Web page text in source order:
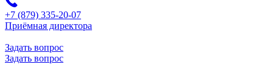
+7 (879) 335-20-07
Приёмная директора
Задать вопрос
Задать вопрос